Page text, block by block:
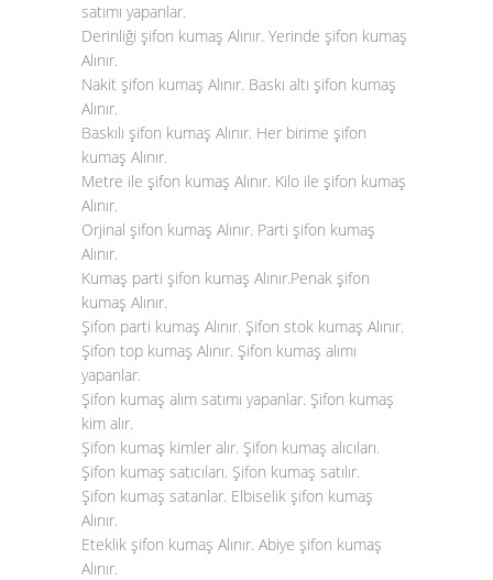
satımı yapanlar.
Derinliği şifon kumaş Alınır. Yerinde şifon kumaş
Alınır.
Nakit şifon kumaş Alınır. Baskı altı şifon kumaş
Alınır.
Baskılı şifon kumaş Alınır. Her birime şifon
kumaş Alınır.
Metre ile şifon kumaş Alınır. Kilo ile şifon kumaş
Alınır.
Orjinal şifon kumaş Alınır. Parti şifon kumaş
Alınır.
Kumaş parti şifon kumaş Alınır.Penak şifon
kumaş Alınır.
Şifon parti kumaş Alınır. Şifon stok kumaş Alınır.
Şifon top kumaş Alınır. Şifon kumaş alımı
yapanlar.
Şifon kumaş alım satımı yapanlar. Şifon kumaş
kim alır.
Şifon kumaş kimler alır. Şifon kumaş alıcıları.
Şifon kumaş satıcıları. Şifon kumaş satılır.
Şifon kumaş satanlar. Elbiselik şifon kumaş
Alınır.
Eteklik şifon kumaş Alınır. Abiye şifon kumaş
Alınır.